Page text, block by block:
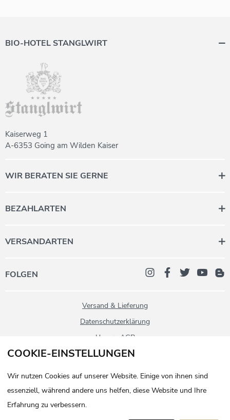
BIO-HOTEL STANGLWIRT
Kaiserweg 1
A-6353 Going am Wilden Kaiser
WIR BERATEN SIE GERNE
oder per Mail zur Verfügung.
+43 (0) 5358 2000
BEZAHLARTEN
VERSANDARTEN
FOLGEN
Versand & Lieferung
Datenschutzerklärung
Unsere AGB
Impressum
Widerruf
© 2021 Stanglwirt
COOKIE-EINSTELLUNGEN
Wir nutzen Cookies auf unserer Website. Einige von ihnen sind
essenziell, während andere uns helfen, diese Website und Ihre
Erfahrung zu verbessern.